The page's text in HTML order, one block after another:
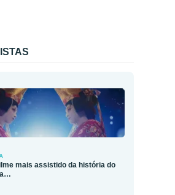
mais assistido da história do